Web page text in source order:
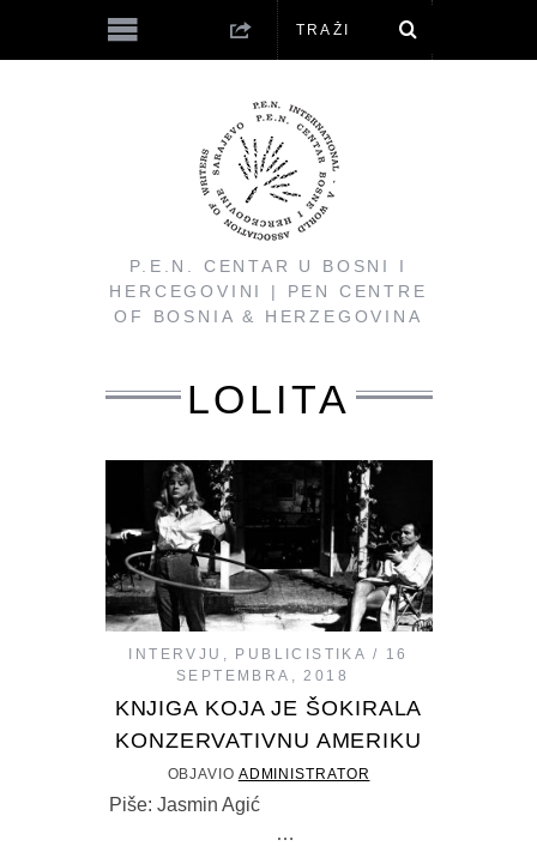
P.E.N. CENTAR U BOSNI I
HERCEGOVINI | PEN CENTRE
OF BOSNIA & HERZEGOVINA
LOLITA
INTERVJU , PUBLICISTIKA
16
SEPTEMBRA, 2018
KNJIGA KOJA JE ŠOKIRALA
KONZERVATIVNU AMERIKU
OBJAVIO ADMINISTRATOR
Piše: Jasmin Agić
…